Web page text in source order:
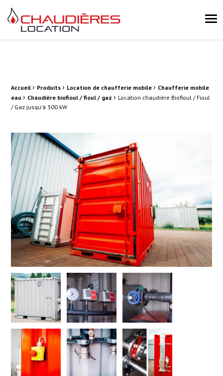
Chaudières Location Location de chaudière et chaufferie mobile
Fil d'Ariane :
Accueil › Produits › Location de chaufferie mobile › Chaufferie mobile
eau › Chaudière biofioul / fioul / gaz › Location chaudière Biofioul / Fioul
/ Gaz jusqu’à 300 kW